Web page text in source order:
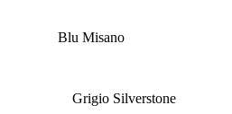
Misano
Silverstone